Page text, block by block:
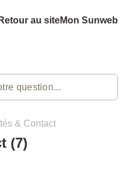
Retour au siteMon Sunweb
& Contact
(7)